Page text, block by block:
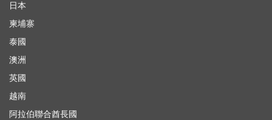
日本
柬埔寨
泰國
澳洲
英國
越南
阿拉伯聯合酋長國